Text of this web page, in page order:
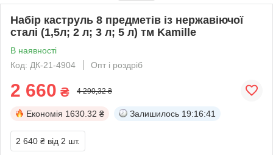
Набір каструль 8 предметів із нержавіючої
сталі (1,5л; 2 л; 3 л; 5 л) тм Kamille
В наявності
Код: ДК-21-4904
Опт і роздріб
2 660 ₴ 4 290,32 ₴
Економія 1630.32 ₴ Залишилось 19:16:41
2 640 ₴ від 2 шт.